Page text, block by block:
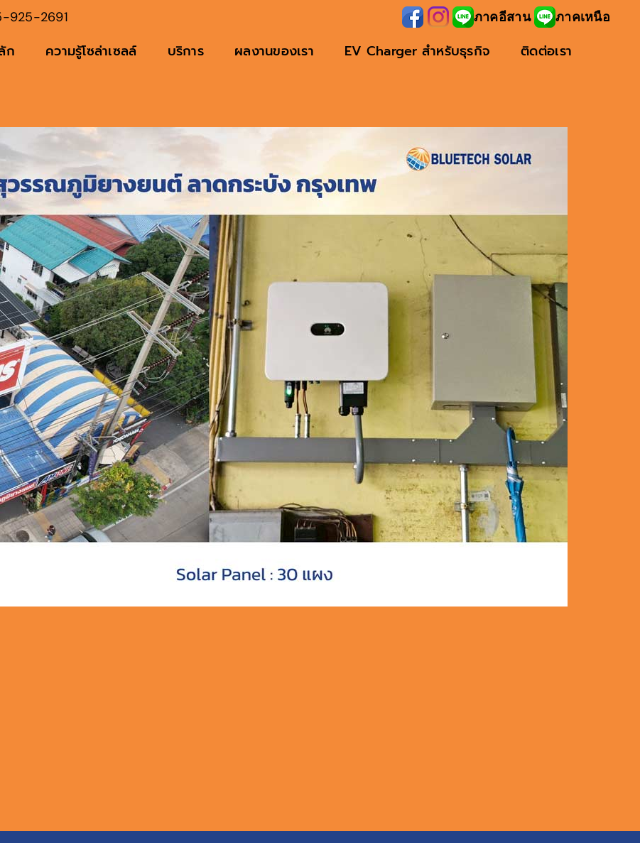
925-2691 ภาคอีสาน ภาคเหนือ
ก ความรู้โซล่าเซลล์ บริการ ผลงานของเรา EV Charger สำหรับธุรกิจ ติดต่อเรา
ง Solar Rooftop สุวรรณภูมิยางยนต์ ลาดกระบัง กรุงเทพ